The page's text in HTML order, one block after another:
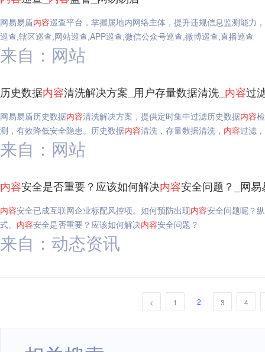
网易易盾内容巡查平台，掌握属地内网络主体，提升违规信息监测能力
巡查,辖区巡查,网站巡查,APP巡查,微信公众号巡查,微博巡查,直播巡查
来自：网站
历史数据内容清洗解决方案_用户存量数据清洗_ 内容过
网易易盾历史数据内容清洗解决方案，提供定时集中过滤历史数据内容
测，有效降低安全隐患。历史数据内容清洗，存量数据清洗， 内容过滤
来自：网站
内容安全是否重要？应该如何解决内容安全问题？_网易
内容安全已成互联网企业标配风控项。如何预防出现内容安全问题呢？
式。 内容安全是否重要？应该如何解决内容安全问题？
来自：动态资讯
< 1 2 3 4